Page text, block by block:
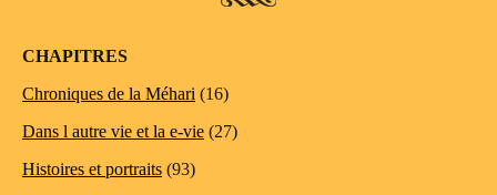
CHAPITRES
Chroniques de la Méhari (16)
Dans l autre vie et la e-vie (27)
Histoires et portraits (93)